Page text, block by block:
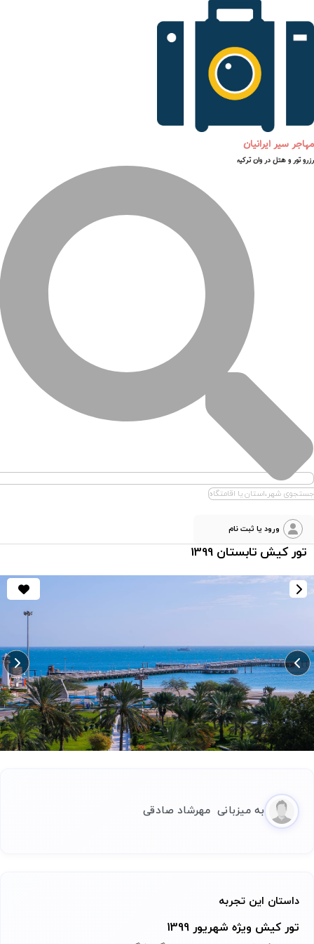
مهاجر سیر ایرانیان
رزرو تور و هتل در وان ترکیه
جستجوی شهر،استان یا اقامتگاه
ورود یا ثبت نام
تور کیش تابستان 1399
به میزبانی مهرشاد صادقی
داستان این تجربه
تور کیش ویژه شهریور 1399